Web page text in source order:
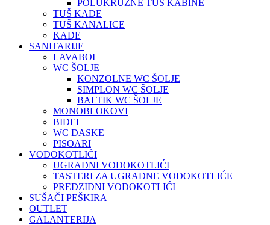
POLUKRUŽNE TUŠ KABINE
TUŠ KADE
TUŠ KANALICE
KADE
SANITARIJE
LAVABOI
WC ŠOLJE
KONZOLNE WC ŠOLJE
SIMPLON WC ŠOLJE
BALTIK WC ŠOLJE
MONOBLOKOVI
BIDEI
WC DASKE
PISOARI
VODOKOTLIĆI
UGRADNI VODOKOTLIĆI
TASTERI ZA UGRADNE VODOKOTLIĆE
PREDZIDNI VODOKOTLIĆI
SUŠAČI PEŠKIRA
OUTLET
GALANTERIJA